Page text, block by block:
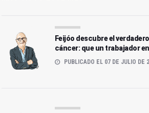
de imperfección
Feijóo descubre el verdadero
cáncer: que un trabajador
PUBLICADO EL 07 DE JULIO DE